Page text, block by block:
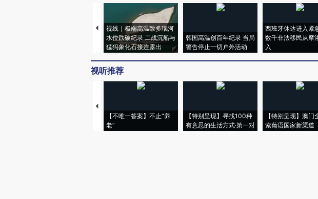
视线｜极端高温致多瑙河
水位跌破纪录 二战沉船与
猛犸象化石接连露出
韩国高温创百年纪录 当局
警告停止一切户外活动
西班牙休达进入紧
数千非法移民从摩
入
视听推荐
【不唯一答案】不止“养
老”
【特别呈现】寻找100种
有意思的生活方式·第一对
【特别呈现】澳门
索葡语国家新渠道